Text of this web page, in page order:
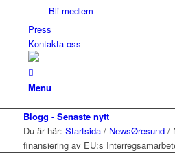
Bli medlem
Press
Kontakta oss
Menu
Blogg - Senaste nytt
Du är här: Startsida / NewsØresund /
finansiering av EU:s